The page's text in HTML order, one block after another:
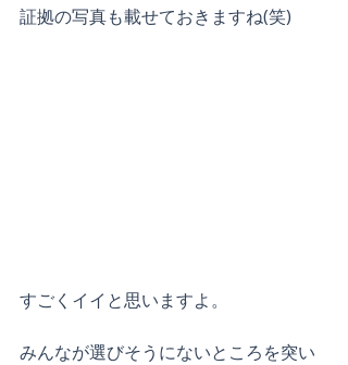
証拠の写真も載せておきますね(笑)
すごくイイと思いますよ。
みんなが選びそうにないところを突い